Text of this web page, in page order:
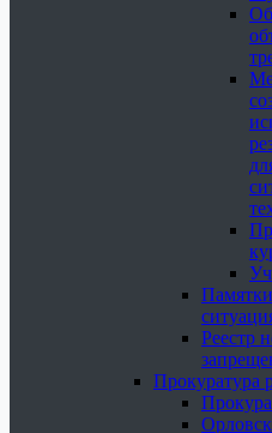
Реестр
Прокуратура